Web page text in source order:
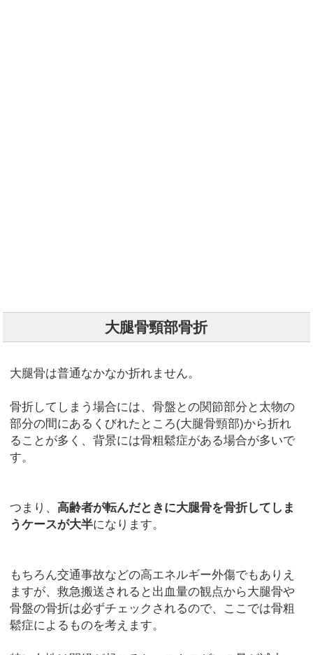
大腿骨頸部骨折
大腿骨は普通なかなか折れません。
骨折してしまう場合には、骨盤との関節部分と太物の
部分の間にあるくびれたところ(大腿骨頸部)から折れ
ることが多く、背景には骨粗鬆症がある場合が多いで
す。
つまり、高齢者が転んだときに大腿骨を骨折してしま
うケースが大半になります。
もちろん交通事故などの高エネルギー外傷でもありえ
ますが、救急搬送されると出血量の観点から大腿骨や
骨盤の骨折は必ずチェックされるので、ここでは骨粗
鬆症によるものを考えます。